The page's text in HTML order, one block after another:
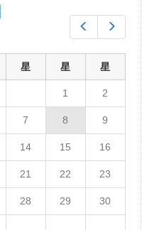
星 星 星
1 2
7 8 9
14 15 16
21 22 23
28 29 30